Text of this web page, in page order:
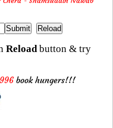
Reloadbutton & try
book hungers!!!